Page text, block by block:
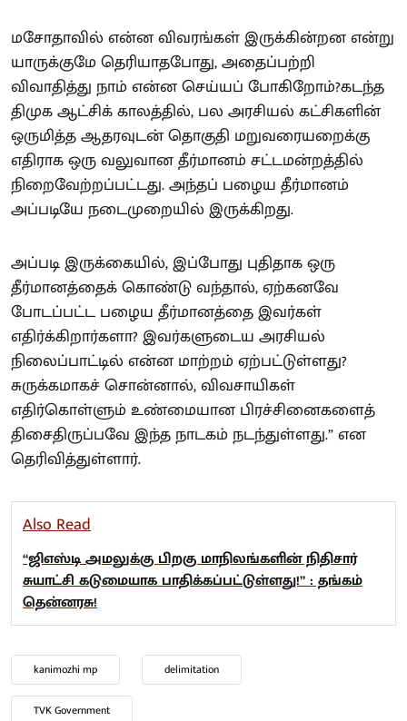
மசோதாவில் என்ன விவரங்கள் இருக்கின்றன என்று
யாருக்குமே தெரியாதபோது, அதைப்பற்றி
விவாதித்து நாம் என்ன செய்யப் போகிறோம்?கடந்த
திமுக ஆட்சிக் காலத்தில், பல அரசியல் கட்சிகளின்
ஒருமித்த ஆதரவுடன் தொகுதி மறுவரையறைக்கு
எதிராக ஒரு வலுவான தீர்மானம் சட்டமன்றத்தில்
நிறைவேற்றப்பட்டது. அந்தப் பழைய தீர்மானம்
அப்படியே நடைமுறையில் இருக்கிறது.
அப்படி இருக்கையில், இப்போது புதிதாக ஒரு
தீர்மானத்தைக் கொண்டு வந்தால், ஏற்கனவே
போடப்பட்ட பழைய தீர்மானத்தை இவர்கள்
எதிர்க்கிறார்களா? இவர்களுடைய அரசியல்
நிலைப்பாட்டில் என்ன மாற்றம் ஏற்பட்டுள்ளது?
சுருக்கமாகச் சொன்னால், விவசாயிகள்
எதிர்கொள்ளும் உண்மையான பிரச்சினைகளைத்
திசைதிருப்பவே இந்த நாடகம் நடந்துள்ளது.” என
தெரிவித்துள்ளார்.
Also Read
“ஜிஎஸ்டி அமலுக்கு பிறகு மாநிலங்களின் நிதிசார்
சுயாட்சி கடுமையாக பாதிக்கப்பட்டுள்ளது!” : தங்கம்
தென்னரசு!
kanimozhi mp delimitation
TVK Government